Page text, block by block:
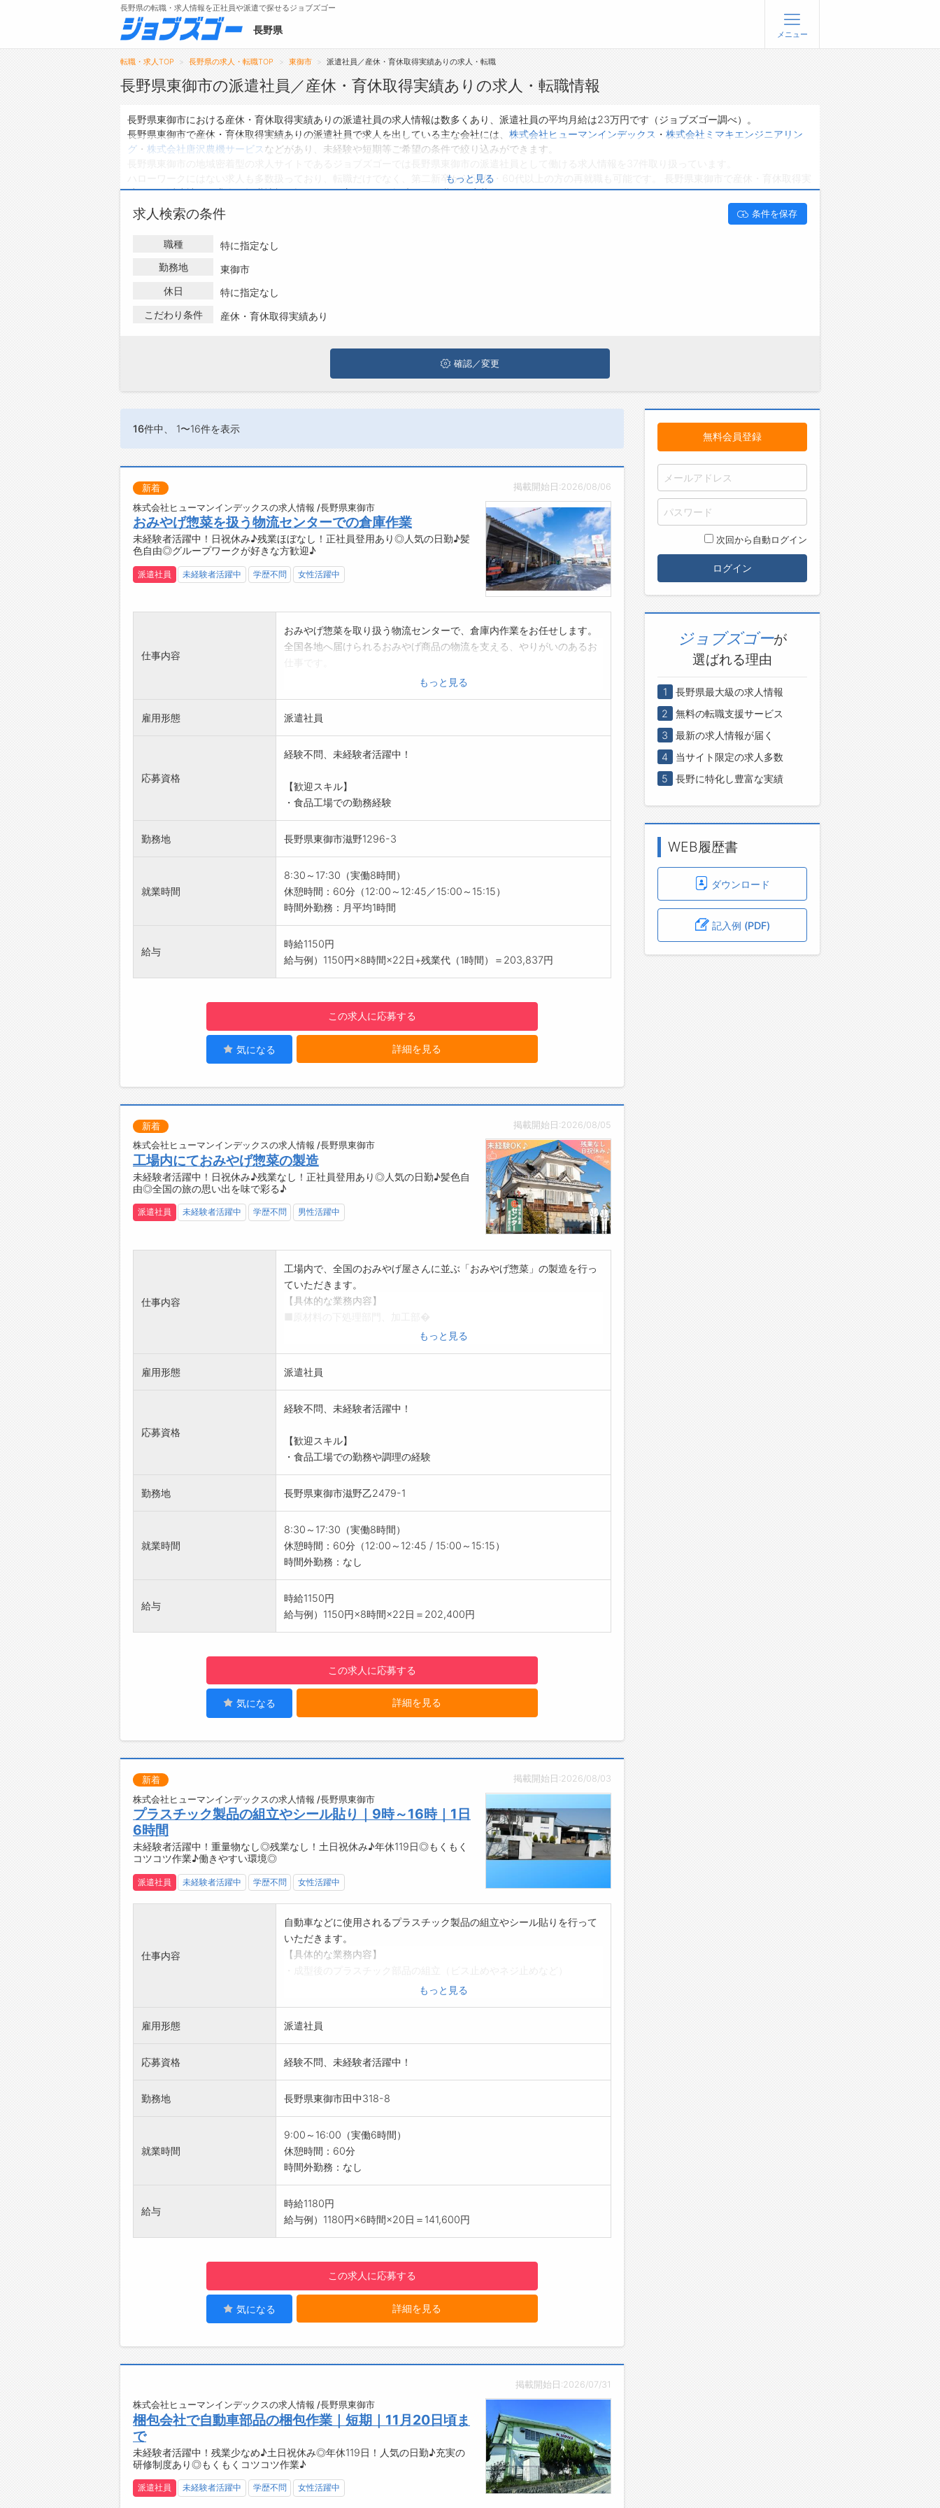
無料会員登録
メニュー
トップ
長野県の求人検索で選ばれる理由
転職支援サービスについて
転職支援サービス
ジョブズゴーについて
長野県の転職・求人情報を正社員や派遣で探せるジョブズゴー
長野県 メニュー
転職・求人TOP 長野県の求人・転職TOP 東御市 派遣社員／産休・育休取得実績ありの求人・転職
長野県東御市の派遣社員／産休・育休取得実績ありの求人・転職情報
長野県東御市における産休・育休取得実績ありの派遣社員の求人情報は数多くあり、派遣社員の平均月給は23万円です（ジョブズゴー調べ）。
長野県東御市で産休・育休取得実績ありの派遣社員で求人を出している主な会社には、 株式会社ヒューマンインデックス ・ 株式会社ミマキエンジニアリン
グ ・ 株式会社唐沢農機サービス などがあり、未経験や短期等ご希望の条件で絞り込みができます。
ハローワークにはない求人も多数扱っており、転職だけでなく、第二新卒から50代・60代以上の方の再就職も可能です。 長野県東御市で産休・育休取得実
績ありの派遣社員の求人・転職情報を探している方は、ぜひ興味のある職種に応募してみてくださいね。
もっと見る
求人検索の条件 条件を保存
職種
特に指定なし
勤務地
東御市
休日
特に指定なし
こだわり条件
産休・育休取得実績あり
確認／変更
16件中、 1〜16件を表示
掲載開始日:2026/08/06
新着
株式会社ヒューマンインデックスの求人情報 /長野県東御市
おみやげ惣菜を扱う物流センターでの倉庫作業
未経験者活躍中！日祝休み♪残業ほぼなし！正社員登用あり◎人気の日勤♪髪
色自由◎グループワークが好きな方歓迎♪
派遣社員 未経験者活躍中 学歴不問 女性活躍中
仕事内容
おみやげ惣菜を取り扱う物流センターで、倉庫内作業をお任せします。
全国各地へ届けられるおみやげ商品の物流を支える、やりがいのあるお
未経験の方も、先輩スタッフが丁寧にサポートするので安心してスター
【具体的な業務内容】
・荷札付け、出荷前の荷揃え作業
すすめ！
◎製品の重さは10kg～15kg程度です。
【研修制度】
・OJT研修を通して、仕事の流れや作業手順をイチから丁寧にお教えし
ます。
【おすすめポイント】
◆未経験歓迎！
・シンプルな作業が中心なので、物流倉庫や軽作業が初めての方も安心
◆髪色自由！
・個性を大事にしながら、のびのび働けます♪
◆残業ほぼなし！
◆日祝休み♪
・家族や友人と予定を合わせやすいお休み体制です！
【やりがい】
・「旅行のお土産がおいしかった！」という声につながる商品づくりを
支えるお仕事です。
【職場の雰囲気・社風】
・「一人はみんなのために、みんなは一人のために」を大切にする、チ
ームワーク抜群の職場です♪
【企業について】
・おみやげ惣菜を手掛けるリーディングカンパニーとして、全国へ商品
☆----------------------------------------☆
◆時間単位年休制度あり！
有給休暇は1時間分、2時間分と時間単位でも取得できます◎
勤務実績に応じて、給与前払いが可能です◎
簡単申請！簡単受取！日払い即日払い対応！
☆----------------------------------------☆
◆ご不明点はいつでもご相談ください！
登録はご自宅からお電話で可能です◎
☆----------------------------------------☆
☆----------------------------------------☆
もっと見る
雇用形態 派遣社員
応募資格
経験不問、未経験者活躍中！
【歓迎スキル】
・食品工場での勤務経験
勤務地 長野県東御市滋野1296-3
就業時間
8:30～17:30（実働8時間）
休憩時間：60分（12:00～12:45／15:00～15:15）
時間外勤務：月平均1時間
給与
時給1150円
給与例）1150円×8時間×22日+残業代（1時間）＝203,837円
この求人に応募する
気になる 詳細を見る
掲載開始日:2026/08/05
新着
株式会社ヒューマンインデックスの求人情報 /長野県東御市
工場内にておみやげ惣菜の製造
未経験者活躍中！日祝休み♪残業なし！正社員登用あり◎人気の日勤♪髪色自
由◎全国の旅の思い出を味で彩る♪
派遣社員 未経験者活躍中 学歴不問 男性活躍中
仕事内容
工場内で、全国のおみやげ屋さんに並ぶ「おみやげ惣菜」の製造を行っ
ていただきます。
【具体的な業務内容】
・原料の充填、作業中の殺菌温度管理
・食品中の金属などの異物混入チェック
▼重量物の取り扱いに関して
ど、20kg程度の重量物の取り扱いがあります。
【研修制度】
・OJTにて、各製品の1工程ずつ覚えていただきます。
・レシピ（手順書）もあるので、未経験の方も安心して勤務可能です！
【おすすめポイント】
◇髪色自由！
・個性を大事にしながら、のびのび働けます♪
◇残業なし！
・家族や友人と予定を合わせやすいお休み体制です◎
【やりがい】
・全国47都道府県に出荷しているので、自分の関わった商品が広く届く
喜びを実感できます！
【社内設備】
・休憩室あり！ゆっくり休憩していただけます◎
・冷蔵庫、レンジ、ポットあり
・「一人はみんなのために、みんなは一人のために」——チームワーク
を大切にする職場です。
【企業について】
・おみやげ惣菜のリーディングカンパニーとして、全国に向けて製品を
出荷中！
☆----------------------------------------☆
◆時間単位年休制度あり！
◆給与前払い制度あり！
勤務実績に応じて、給与前払いが可能です◎
簡単申請！簡単受取！日払い即日払い対応！
◆ご不明点はいつでもご相談ください！
即日対応!!フォロー体制もバッチリ
登録はご自宅からお電話で可能です◎
☆----------------------------------------☆
◆職場見学可能！自分が働くイメージができます。
もっと見る
雇用形態 派遣社員
応募資格
経験不問、未経験者活躍中！
【歓迎スキル】
・食品工場での勤務や調理の経験
勤務地 長野県東御市滋野乙2479-1
就業時間
8:30～17:30（実働8時間）
休憩時間：60分（12:00～12:45 / 15:00～15:15）
時間外勤務：なし
給与
時給1150円
給与例）1150円×8時間×22日＝202,400円
この求人に応募する
気になる 詳細を見る
掲載開始日:2026/08/03
新着
株式会社ヒューマンインデックスの求人情報 /長野県東御市
プラスチック製品の組立やシール貼り｜9時～16時｜1日
6時間
未経験者活躍中！重量物なし◎残業なし！土日祝休み♪年休119日◎もくもく
コツコツ作業♪働きやすい環境◎
派遣社員 未経験者活躍中 学歴不問 女性活躍中
仕事内容
自動車などに使用されるプラスチック製品の組立やシール貼りを行って
いただきます。
【具体的な業務内容】
・プラスチック製品へのシール貼り など
う方にオススメ！
・特別な資格や経験は一切不要！興味がある方はぜひご応募ください◎
【職場の雰囲気】
・人間関係が良好で、落ち着いて仕事に集中できる職場です♪
・分からないことはすぐに相談できる、安心＆サポート体制充実の環境
です！
【土日祝休みの年休119日♪】
・しっかりお休みが取れるので、プライベートを大切にしたい方にピッ
【残業なしで実働6時間！働きやすさ◎】
・16時退勤で、ワークライフバランス抜群♪
・決まった時間に帰れるから、ライフスタイルに合わせて無理なく働け
【利便性◎】
・職場から徒歩11分の場所にコンビニがあり、ちょっとした買い物にも
便利です♪
・車通勤OKで通勤ストレス軽減！
・無料駐車場完備だから、日々の通勤も快適です◎
・プラスチック精密成型および電子機器部品分野で、高い技術力と品質
を追求し続けている企業です。
・「気配り」の精神を大切にし、社員全員が一丸となってお客様満足度
・品質最優先の姿勢と、変化に柔軟に対応する力で新しい価値の創造に
挑戦できる環境です◎
・「人にやさしい」「地球にやさしい」をモットーに、社会・環境に配
もっと見る
雇用形態 派遣社員
応募資格 経験不問、未経験者活躍中！
勤務地 長野県東御市田中318-8
就業時間
9:00～16:00（実働6時間）
休憩時間：60分
時間外勤務：なし
給与
時給1180円
給与例）1180円×6時間×20日＝141,600円
この求人に応募する
気になる 詳細を見る
掲載開始日:2026/07/31
株式会社ヒューマンインデックスの求人情報 /長野県東御市
梱包会社で自動車部品の梱包作業｜短期｜11月20日頃ま
で
未経験者活躍中！残業少なめ♪土日祝休み◎年休119日！人気の日勤♪充実の
研修制度あり◎もくもくコツコツ作業♪
派遣社員 未経験者活躍中 学歴不問 女性活躍中
無料会員登録
次回から自動ログイン
ログイン
ジョブズゴーが
選ばれる理由
1
長野県最大級の求人情報
2
無料の転職支援サービス
3
最新の求人情報が届く
4
当サイト限定の求人多数
5
長野に特化し豊富な実績
WEB履歴書
ダウンロード
記入例 (PDF)